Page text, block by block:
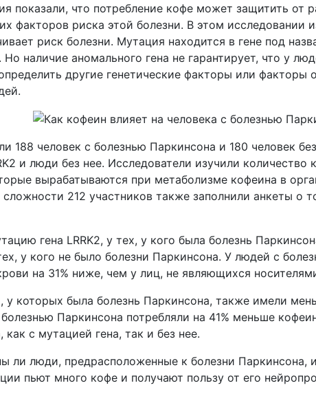
показали, что потребление кофе может защитить от
факторов риска этой болезни. В этом исследовании
риск болезни. Мутация находится в гене под
наличие аномального гена не гарантирует, что у
другие генетические факторы или
188 человек с болезнью Паркинсона и 180 человек
и люди без нее. Исследователи изучили количество
вырабатываются при метаболизме кофеина в
212 участников также заполнили анкеты о
гена LRRK2, у тех, у кого была болезнь
у кого не было болезни Паркинсона. У людей с
на 31% ниже, чем у лиц, не являющихся
у которых была болезнь Паркинсона, также имели
Паркинсона потребляли на 41% меньше
с мутацией гена, так и без нее.
ли люди, предрасположенные к болезни Паркинсона,
пьют много кофе и получают пользу от его